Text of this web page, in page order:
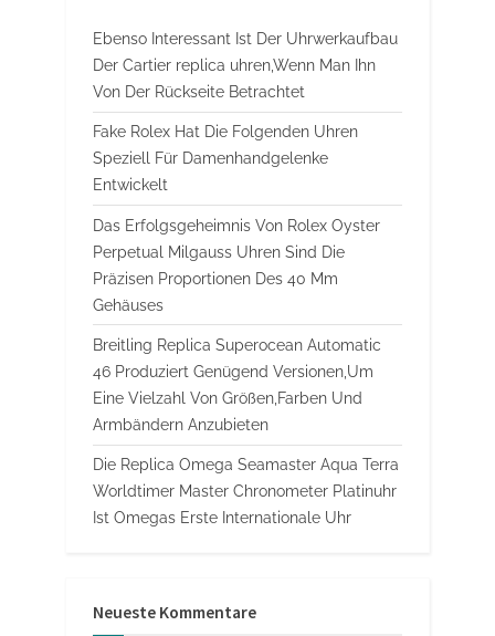
Ebenso Interessant Ist Der Uhrwerkaufbau
Der Cartier replica uhren,Wenn Man Ihn
Von Der Rückseite Betrachtet
Fake Rolex Hat Die Folgenden Uhren
Speziell Für Damenhandgelenke
Entwickelt
Das Erfolgsgeheimnis Von Rolex Oyster
Perpetual Milgauss Uhren Sind Die
Präzisen Proportionen Des 40 Mm
Gehäuses
Breitling Replica Superocean Automatic
46 Produziert Genügend Versionen,Um
Eine Vielzahl Von Größen,Farben Und
Armbändern Anzubieten
Die Replica Omega Seamaster Aqua Terra
Worldtimer Master Chronometer Platinuhr
Ist Omegas Erste Internationale Uhr
Neueste Kommentare